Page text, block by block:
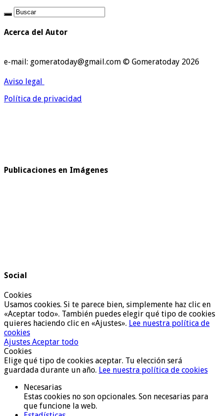
Acerca del Autor
e-mail: gomeratoday@gmail.com © Gomeratoday 2026
Aviso legal
Política de privacidad
Publicaciones en Imágenes
Social
Cookies
Usamos cookies. Si te parece bien, simplemente haz clic en
«Aceptar todo». También puedes elegir qué tipo de cookies
quieres haciendo clic en «Ajustes». Lee nuestra política de
cookies
Ajustes Aceptar todo
Cookies
Elige qué tipo de cookies aceptar. Tu elección será
guardada durante un año. Lee nuestra política de cookies
Necesarias
Estas cookies no son opcionales. Son necesarias para
que funcione la web.